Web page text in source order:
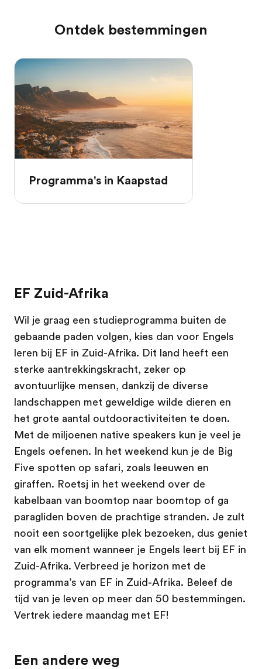
Ontdek bestemmingen
Programma's in Kaapstad
EF Zuid-Afrika
Wil je graag een studieprogramma buiten de
gebaande paden volgen, kies dan voor Engels
leren bij EF in Zuid-Afrika. Dit land heeft een
sterke aantrekkingskracht, zeker op
avontuurlijke mensen, dankzij de diverse
landschappen met geweldige wilde dieren en
het grote aantal outdooractiviteiten te doen.
Met de miljoenen native speakers kun je veel je
Engels oefenen. In het weekend kun je de Big
Five spotten op safari, zoals leeuwen en
giraffen. Roetsj in het weekend over de
kabelbaan van boomtop naar boomtop of ga
paragliden boven de prachtige stranden. Je zult
nooit een soortgelijke plek bezoeken, dus geniet
van elk moment wanneer je Engels leert bij EF in
Zuid-Afrika. Verbreed je horizon met de
programma’s van EF in Zuid-Afrika. Beleef de
tijd van je leven op meer dan 50 bestemmingen.
Vertrek iedere maandag met EF!
Een andere weg